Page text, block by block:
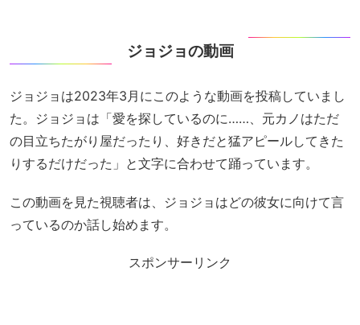
ジョジョの動画
ジョジョは2023年3月にこのような動画を投稿していまし
た。ジョジョは「愛を探しているのに……、元カノはただ
の目立ちたがり屋だったり、好きだと猛アピールしてきた
りするだけだった」と文字に合わせて踊っています。
この動画を見た視聴者は、ジョジョはどの彼女に向けて言
っているのか話し始めます。
スポンサーリンク